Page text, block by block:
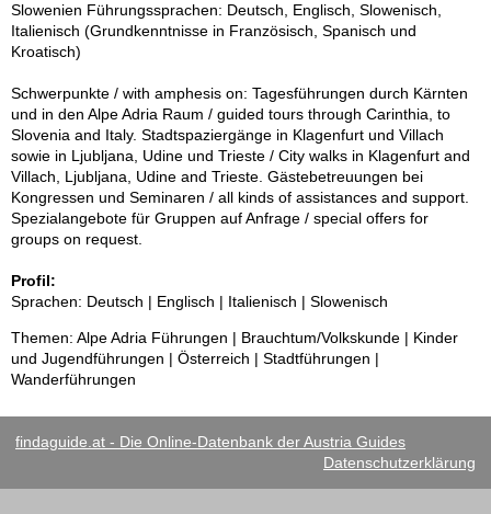
Slowenien Führungssprachen: Deutsch, Englisch, Slowenisch,
Italienisch (Grundkenntnisse in Französisch, Spanisch und
Kroatisch)
Schwerpunkte / with amphesis on: Tagesführungen durch Kärnten
und in den Alpe Adria Raum / guided tours through Carinthia, to
Slovenia and Italy. Stadtspaziergänge in Klagenfurt und Villach
sowie in Ljubljana, Udine und Trieste / City walks in Klagenfurt and
Villach, Ljubljana, Udine and Trieste. Gästebetreuungen bei
Kongressen und Seminaren / all kinds of assistances and support.
Spezialangebote für Gruppen auf Anfrage / special offers for
groups on request.
Profil:
Sprachen: Deutsch | Englisch | Italienisch | Slowenisch
Themen: Alpe Adria Führungen | Brauchtum/Volkskunde | Kinder
und Jugendführungen | Österreich | Stadtführungen |
Wanderführungen
findaguide.at - Die Online-Datenbank der Austria Guides
Datenschutzerklärung